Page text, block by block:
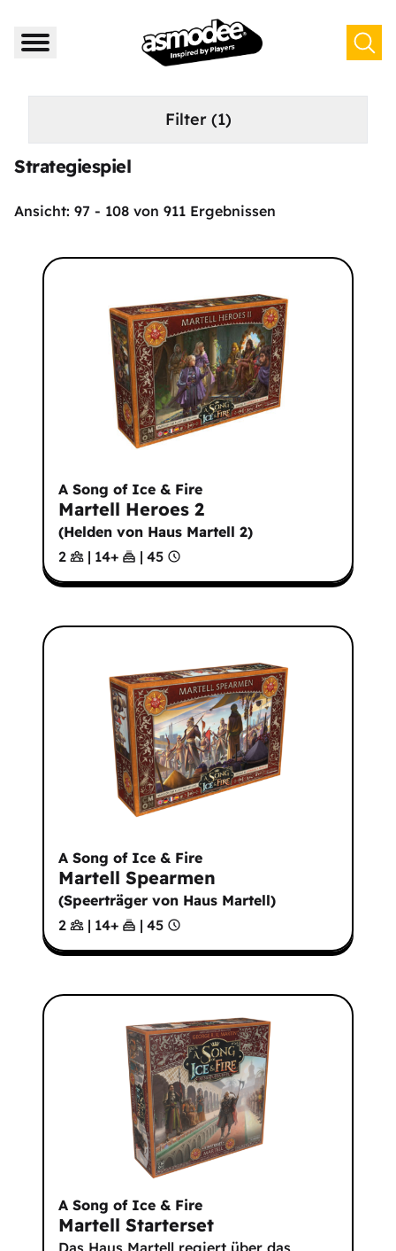
Filter (1)
Strategiespiel
Ansicht: 97 - 108 von 911 Ergebnissen
A Song of Ice & Fire
Martell Heroes 2
(Helden von Haus Martell 2)
2
| 14+ | 45
A Song of Ice & Fire
Martell Spearmen
(Speerträger von Haus Martell)
2
| 14+ | 45
A Song of Ice & Fire
Martell Starterset
Das Haus Martell regiert über das